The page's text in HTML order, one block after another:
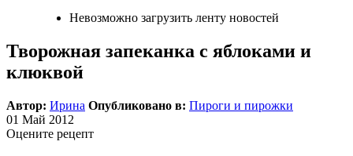
Невозможно загрузить ленту новостей
Творожная запеканка с яблоками и
клюквой
Автор: Ирина Опубликовано в: Пироги и пирожки
01 Май 2012
Оцените рецепт